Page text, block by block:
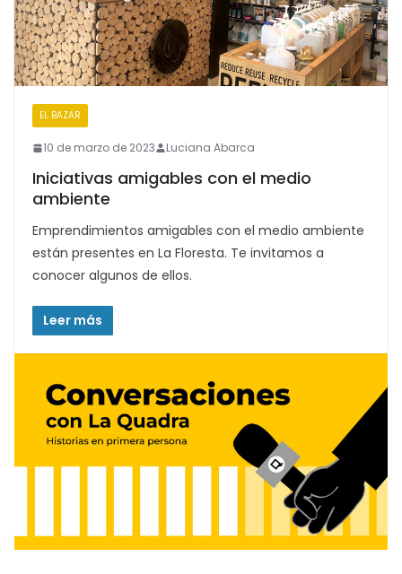
EL BAZAR
10 de marzo de 2023 Luciana Abarca
Iniciativas amigables con el medio
ambiente
Emprendimientos amigables con el medio ambiente
están presentes en La Floresta. Te invitamos a
conocer algunos de ellos.
Leer más